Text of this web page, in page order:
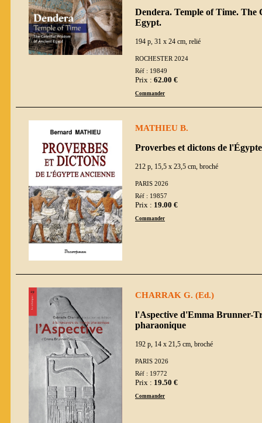
Dendera. Temple of Time. The
Egypt.
194 p, 31 x 24 cm, relié
ROCHESTER 2024
Réf : 19849
Prix : 62.00 €
Commander
MATHIEU B.
Proverbes et dictons de
212 p, 15,5 x 23,5 cm, broché
PARIS 2026
Réf : 19857
Prix : 19.00 €
Commander
CHARRAK G. (Ed.)
l'Aspective d'Emma Brunner-
pharaonique
192 p, 14 x 21,5 cm, broché
PARIS 2026
Réf : 19772
Prix : 19.50 €
Commander